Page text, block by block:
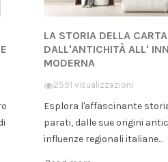
LA STORIA DELLA
DALL'ANTICHITÀ ALL'
MODERNA
2591 visualizzazioni
Esplora l'affascinante
parati, dalle sue origini
influenze regionali italiane...